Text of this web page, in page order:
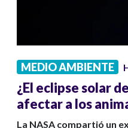
MEDIO AMBIENTE
¿El eclipse solar
afectar a los
La NASA compartió un